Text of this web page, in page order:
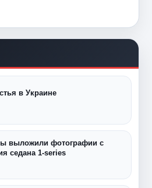
в Украине
выложили фотографии с
седана 1-series